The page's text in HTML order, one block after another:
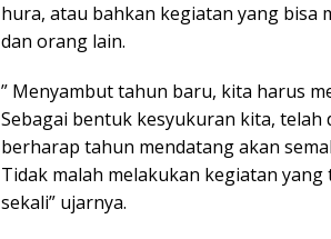
hura, atau bahkan kegiatan yang bisa
dan orang lain.
” Menyambut tahun baru, kita harus
Sebagai bentuk kesyukuran kita, telah
berharap tahun mendatang akan
Tidak malah melakukan kegiatan
sekali” ujarnya.